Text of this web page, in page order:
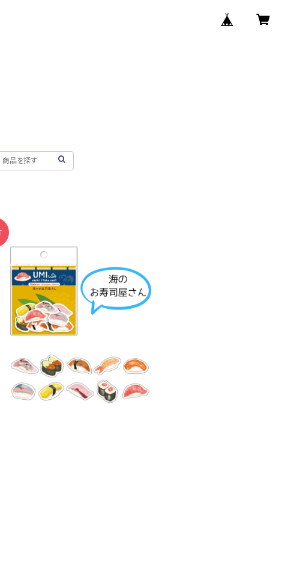
お魚イラストレーターUMI フレークシール
¥550